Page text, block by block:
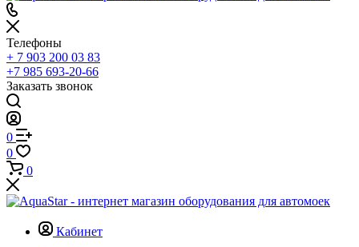
Телефоны
+ 7 903 200 03 83
+7 985 693-20-66
Заказать звонок
0
0
0
Кабинет